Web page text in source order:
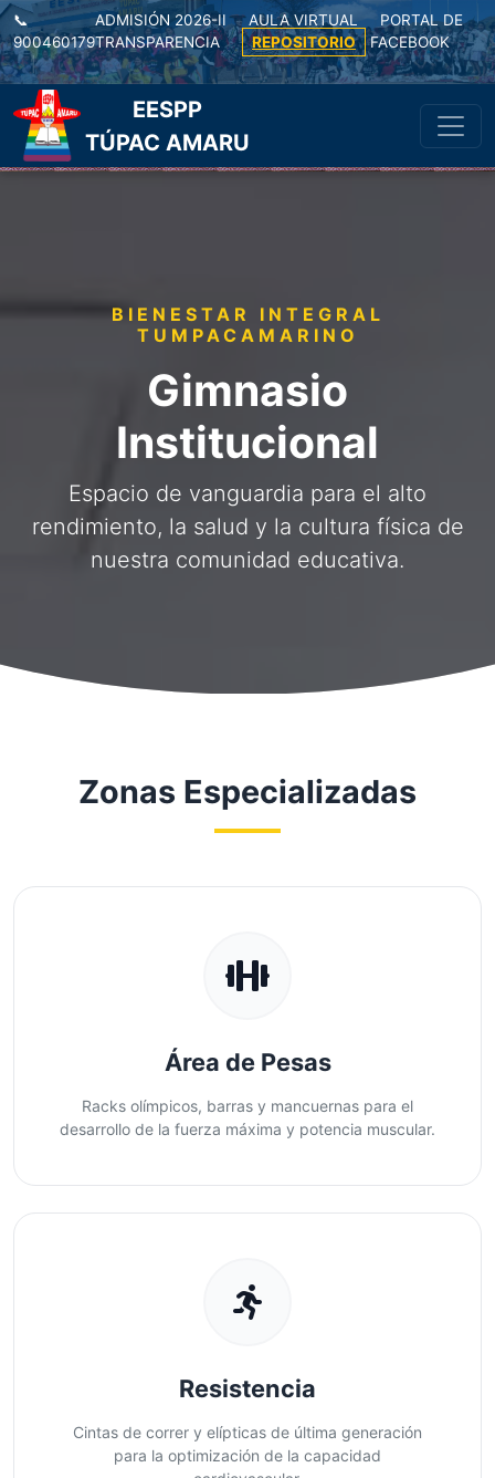
📞
900460179
|
ADMISIÓN 2026-II AULA VIRTUAL
PORTAL DE
TRANSPARENCIA
REPOSITORIO FACEBOOK
EESPP
TÚPAC AMARU
BIENESTAR INTEGRAL
TUMPACAMARINO
Gimnasio
Institucional
Espacio de vanguardia para el alto
rendimiento, la salud y la cultura física de
nuestra comunidad educativa.
Zonas Especializadas
Área de Pesas
Racks olímpicos, barras y mancuernas para el
desarrollo de la fuerza máxima y potencia muscular.
Resistencia
Cintas de correr y elípticas de última generación
para la optimización de la capacidad